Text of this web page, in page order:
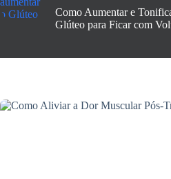
Como Aumentar e
Glúteo para Ficar com